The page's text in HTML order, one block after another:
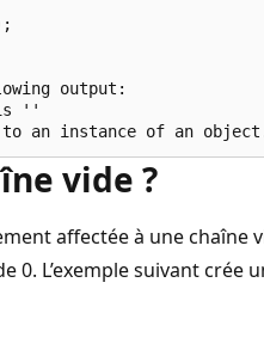
output:
''
vide ?
affectée à une chaîne
0. L’exemple suivant crée